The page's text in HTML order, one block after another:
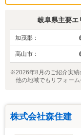
岐阜県主要エ
加茂郡
高山市
※2026年8月のご紹介実績
他の地域でもリフォーム
株式会社森住建